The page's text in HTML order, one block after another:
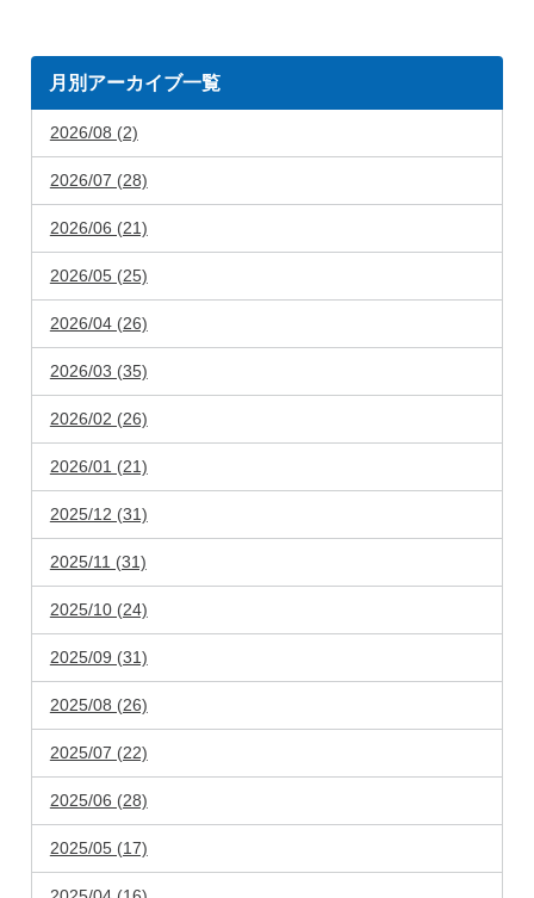
月別アーカイブ一覧
2026/08 (2)
2026/07 (28)
2026/06 (21)
2026/05 (25)
2026/04 (26)
2026/03 (35)
2026/02 (26)
2026/01 (21)
2025/12 (31)
2025/11 (31)
2025/10 (24)
2025/09 (31)
2025/08 (26)
2025/07 (22)
2025/06 (28)
2025/05 (17)